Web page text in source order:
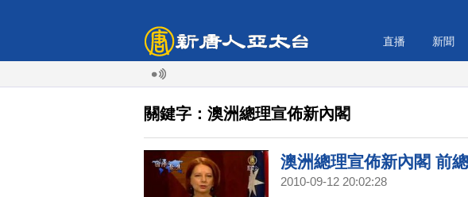
直播 新聞
關鍵字：澳洲總理宣佈新內閣
澳洲總理宣佈新內閣 前
2010-09-12 20:02:28